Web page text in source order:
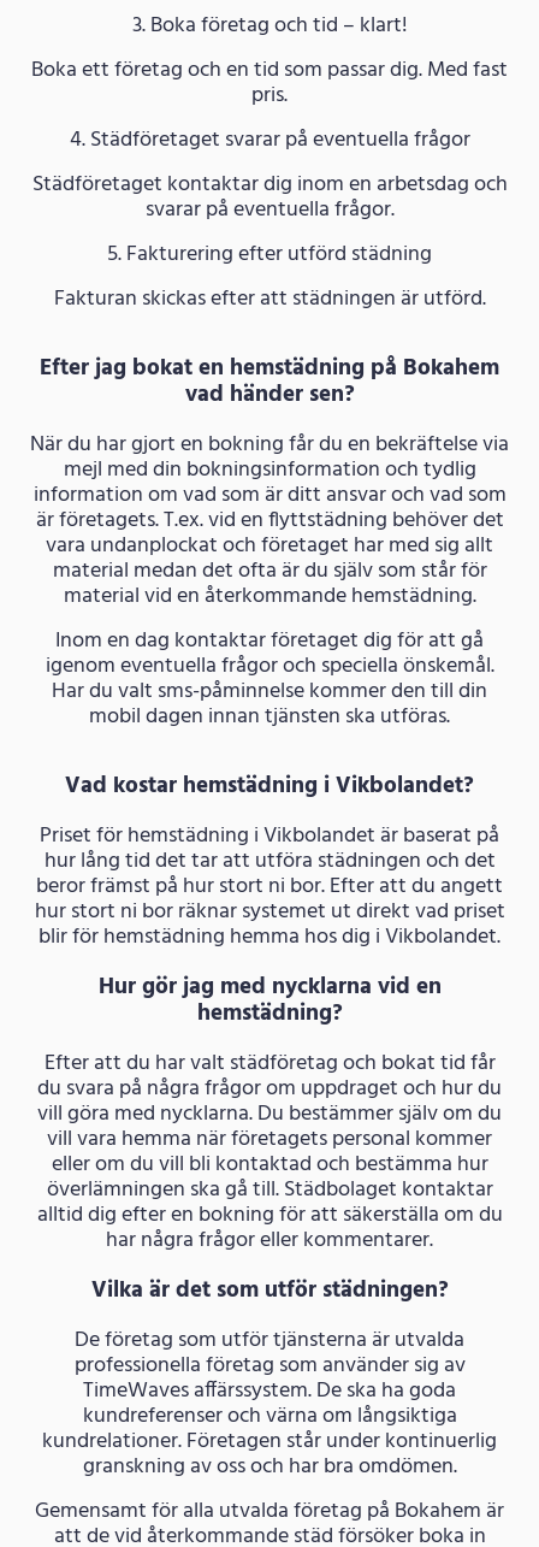
3. Boka företag och tid – klart!
Boka ett företag och en tid som passar dig. Med fast
pris.
4. Städföretaget svarar på eventuella frågor
Städföretaget kontaktar dig inom en arbetsdag och
svarar på eventuella frågor.
5. Fakturering efter utförd städning
Fakturan skickas efter att städningen är utförd.
Efter jag bokat en hemstädning på Bokahem
vad händer sen?
När du har gjort en bokning får du en bekräftelse via
mejl med din bokningsinformation och tydlig
information om vad som är ditt ansvar och vad som
är företagets. T.ex. vid en flyttstädning behöver det
vara undanplockat och företaget har med sig allt
material medan det ofta är du själv som står för
material vid en återkommande hemstädning.
Inom en dag kontaktar företaget dig för att gå
igenom eventuella frågor och speciella önskemål.
Har du valt sms-påminnelse kommer den till din
mobil dagen innan tjänsten ska utföras.
Vad kostar hemstädning i Vikbolandet?
Priset för hemstädning i Vikbolandet är baserat på
hur lång tid det tar att utföra städningen och det
beror främst på hur stort ni bor. Efter att du angett
hur stort ni bor räknar systemet ut direkt vad priset
blir för hemstädning hemma hos dig i Vikbolandet.
Hur gör jag med nycklarna vid en
hemstädning?
Efter att du har valt städföretag och bokat tid får
du svara på några frågor om uppdraget och hur du
vill göra med nycklarna. Du bestämmer själv om du
vill vara hemma när företagets personal kommer
eller om du vill bli kontaktad och bestämma hur
överlämningen ska gå till. Städbolaget kontaktar
alltid dig efter en bokning för att säkerställa om du
har några frågor eller kommentarer.
Vilka är det som utför städningen?
De företag som utför tjänsterna är utvalda
professionella företag som använder sig av
TimeWaves affärssystem. De ska ha goda
kundreferenser och värna om långsiktiga
kundrelationer. Företagen står under kontinuerlig
granskning av oss och har bra omdömen.
Gemensamt för alla utvalda företag på Bokahem är
att de vid återkommande städ försöker boka in